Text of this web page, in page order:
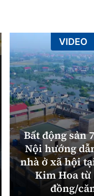
Bất động sản
Nội hướng
nhà ở xã hội
Kim Hoa từ
đồng/
VIDEO